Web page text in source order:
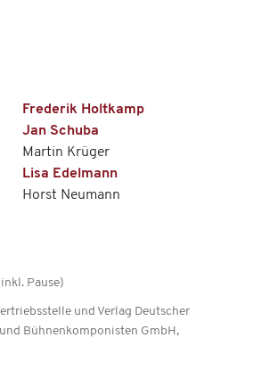
Frederik Holtkamp
Jan Schuba
Martin Krüger
Lisa Edelmann
Horst Neumann
Pause)
und Verlag Deutscher
Bühnenkomponisten GmbH,